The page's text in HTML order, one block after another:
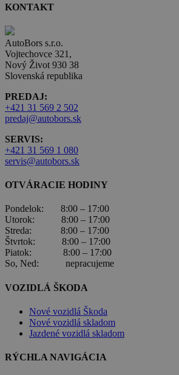
KONTAKT
AutoBors s.r.o.
Vojtechovce 321,
Nový Život 930 38
Slovenská republika
PREDAJ:
+421 31 569 2 502
predaj@autobors.sk
SERVIS:
+421 31 569 1 080
servis@autobors.sk
OTVÁRACIE HODINY
Pondelok: 8:00 – 17:00
Utorok: 8:00 – 17:00
Streda: 8:00 – 17:00
Štvrtok: 8:00 – 17:00
Piatok: 8:00 – 17:00
So, Ned: nepracujeme
VOZIDLÁ ŠKODA
Nové vozidlá Škoda
Nové vozidlá skladom
Jazdené vozidlá skladom
RÝCHLA NAVIGÁCIA